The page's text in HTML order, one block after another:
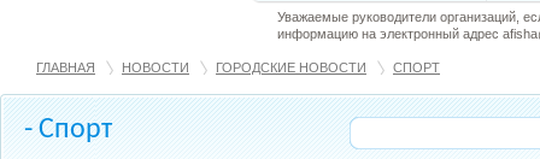
Уважаемые руководители организаций,
информацию на электронный адрес
ГЛАВНАЯ НОВОСТИ ГОРОДСКИЕ НОВОСТИ СПОРТ
- Спорт